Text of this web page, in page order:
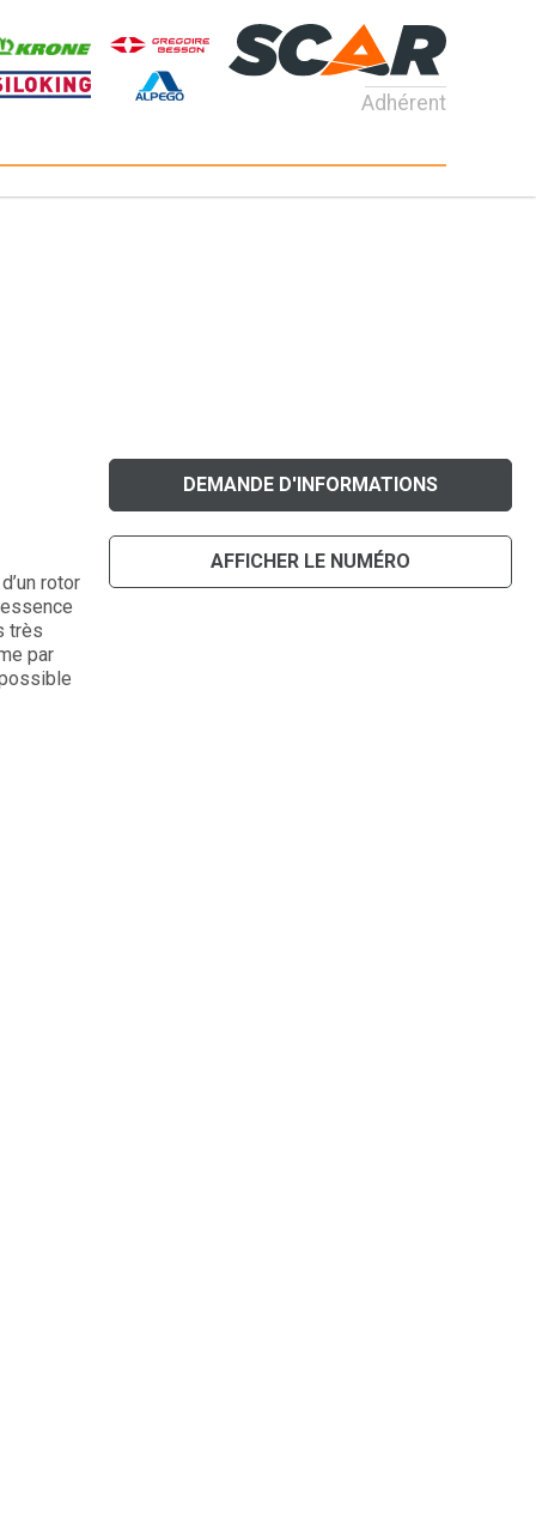
Adhérent
rotor
très
par
DEMANDE D'INFORMATIONS
AFFICHER LE NUMÉRO